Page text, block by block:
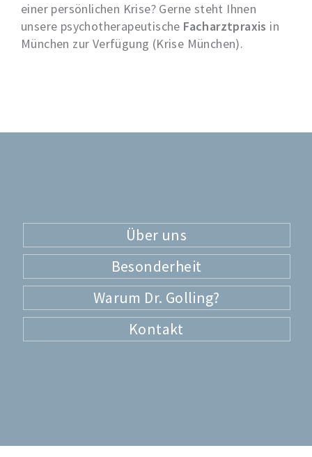
einer persönlichen Krise? Gerne steht Ihnen
unsere psychotherapeutische Facharztpraxis in
München zur Verfügung (Krise München).
Über uns
Besonderheit
Warum Dr. Golling?
Kontakt